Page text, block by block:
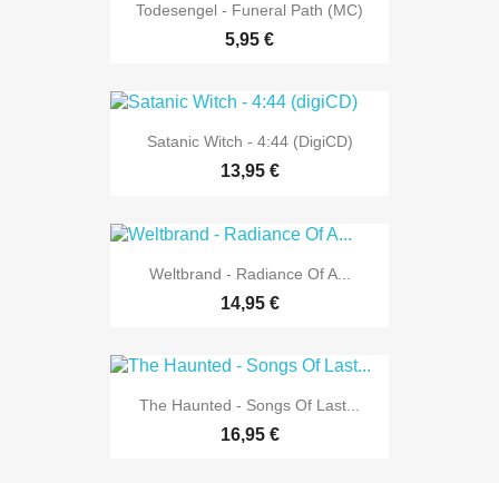
Todesengel - Funeral Path (MC)
5,95 €
Satanic Witch - 4:44 (digiCD)
13,95 €
Weltbrand - Radiance Of A...
14,95 €
The Haunted - Songs Of Last...
16,95 €